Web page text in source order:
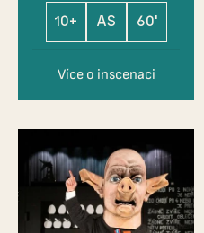
10+ AS 60'
Více o inscenaci